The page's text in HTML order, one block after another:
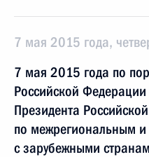
7 мая 2015 года,
7 мая 2015 года по
Российской
Президента
по межрегиональным и
с зарубежными